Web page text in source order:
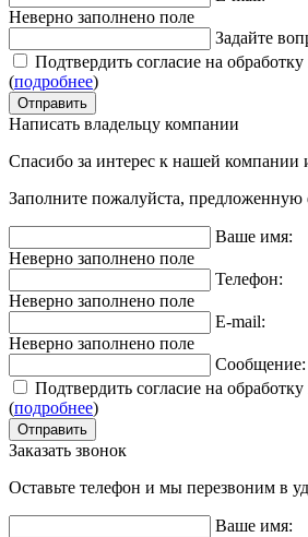
Неверно заполнено поле
Задайте
Подтвердить согласие на
(подробнее)
Написать владельцу компании
Спасибо за интерес к нашей
Заполните пожалуйста, предложенную
Ваше имя:
Неверно заполнено поле
Телефон:
Неверно заполнено поле
E-mail:
Неверно заполнено поле
Сообщение:
Подтвердить согласие на
(подробнее)
Заказать звонок
Оставьте телефон и мы перезвоним в
Ваше имя: